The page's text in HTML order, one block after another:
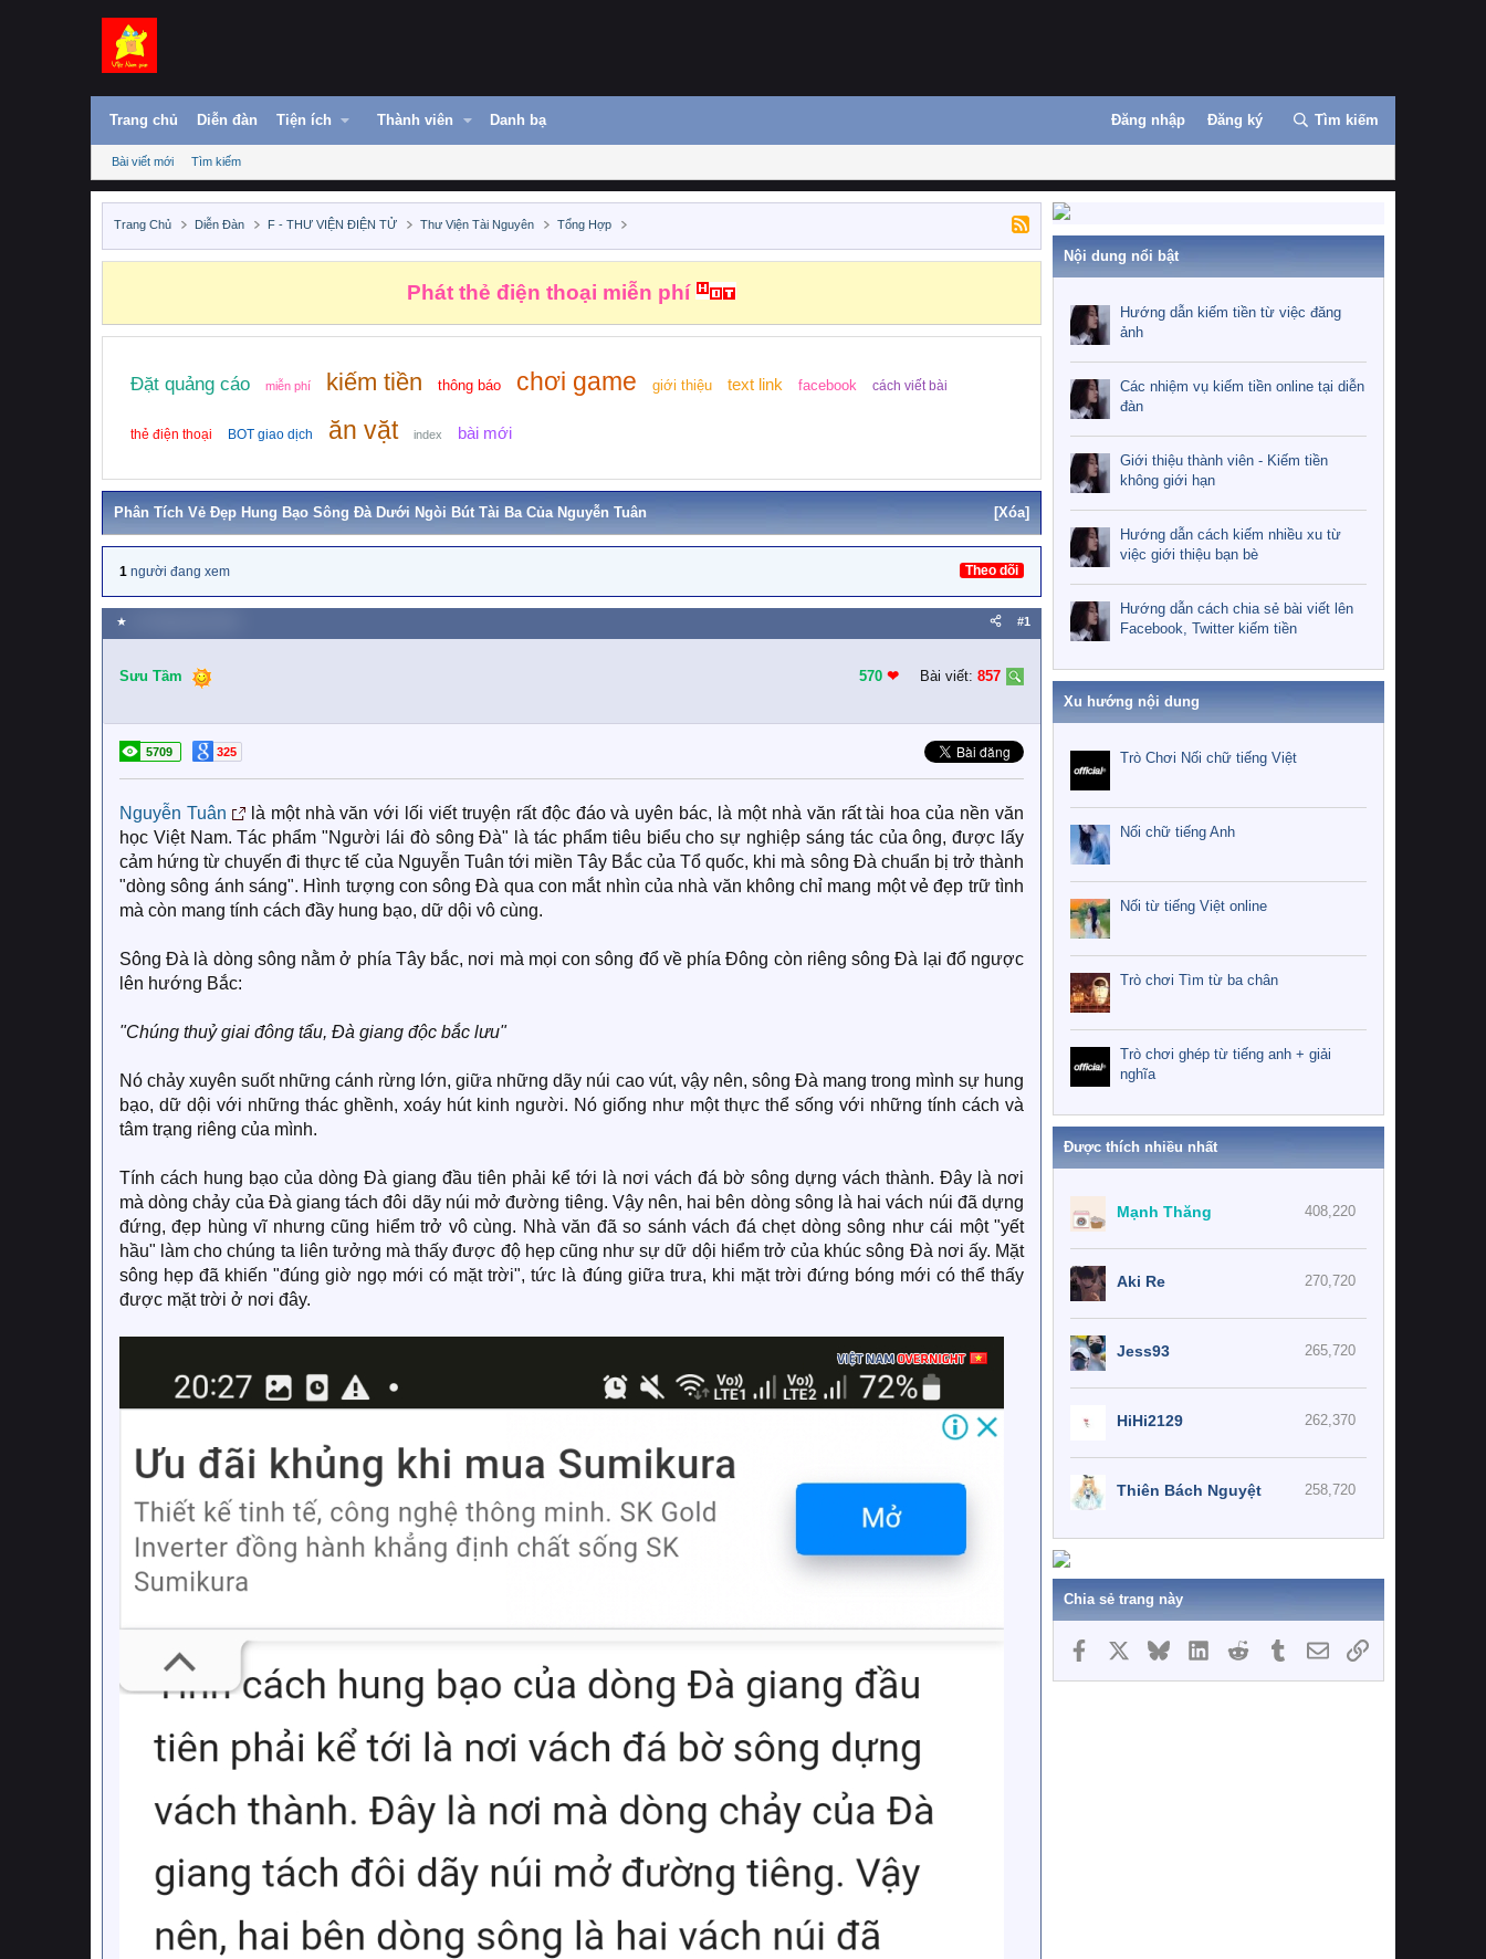
Trang chủ Diễn đàn Tiện ích Thành viên Danh bạ Đăng nhập Đăng ký Tìm kiếm
Bài viết mới Tìm kiếm
Trang Chủ Diễn Đàn F - THƯ VIỆN ĐIỆN TỬ Thư Viện Tài Nguyên Tổng Hợp
Phát thẻ điện thoại miễn phí
Đặt quảng cáo miễn phí kiếm tiền thông báo chơi game giới thiệu text link facebook cách viết bài
thẻ điện thoại BOT giao dịch ăn vặt index bài mới
Phân Tích Vẻ Đẹp Hung Bạo Sông Đà Dưới Ngòi Bút Tài Ba Của Nguyễn Tuân [Xóa]
1 người đang xem Theo dõi
★ #1
Sưu Tầm 570 ❤︎ Bài viết: 857
5709 325
Nguyễn Tuân
là một nhà văn với lối viết truyện rất độc đáo và uyên bác, là một nhà văn rất tài hoa của nền văn
học Việt Nam. Tác phẩm "Người lái đò sông Đà" là tác phẩm tiêu biểu cho sự nghiệp sáng tác của ông, được lấy
cảm hứng từ chuyến đi thực tế của Nguyễn Tuân tới miền Tây Bắc của Tổ quốc, khi mà sông Đà chuẩn bị trở thành
"dòng sông ánh sáng". Hình tượng con sông Đà qua con mắt nhìn của nhà văn không chỉ mang một vẻ đẹp trữ tình
mà còn mang tính cách đầy hung bạo, dữ dội vô cùng.
Sông Đà là dòng sông nằm ở phía Tây bắc, nơi mà mọi con sông đổ về phía Đông còn riêng sông Đà lại đổ ngược
lên hướng Bắc:
"Chúng thuỷ giai đông tẩu, Đà giang độc bắc lưu"
Nó chảy xuyên suốt những cánh rừng lớn, giữa những dãy núi cao vút, vậy nên, sông Đà mang trong mình sự hung
bạo, dữ dội với những thác ghềnh, xoáy hút kinh người. Nó giống như một thực thể sống với những tính cách và
tâm trạng riêng của mình.
Tính cách hung bạo của dòng Đà giang đầu tiên phải kể tới là nơi vách đá bờ sông dựng vách thành. Đây là nơi
mà dòng chảy của Đà giang tách đôi dãy núi mở đường tiêng. Vậy nên, hai bên dòng sông là hai vách núi đã dựng
đứng, đẹp hùng vĩ nhưng cũng hiểm trở vô cùng. Nhà văn đã so sánh vách đá chẹt dòng sông như cái một "yết
hầu" làm cho chúng ta liên tưởng mà thấy được độ hẹp cũng như sự dữ dội hiểm trở của khúc sông Đà nơi ấy. Mặt
sông hẹp đã khiến "đúng giờ ngọ mới có mặt trời", tức là đúng giữa trưa, khi mặt trời đứng bóng mới có thể thấy
được mặt trời ở nơi đây.
Nội dung nổi bật
Hướng dẫn kiếm tiền từ việc đăng
ảnh
Các nhiệm vụ kiếm tiền online tại diễn
đàn
Giới thiệu thành viên - Kiếm tiền
không giới hạn
Hướng dẫn cách kiếm nhiều xu từ
việc giới thiệu bạn bè
Hướng dẫn cách chia sẻ bài viết lên
Facebook, Twitter kiếm tiền
Xu hướng nội dung
Trò Chơi Nối chữ tiếng Việt
Nối chữ tiếng Anh
Nối từ tiếng Việt online
Trò chơi Tìm từ ba chân
Trò chơi ghép từ tiếng anh + giải
nghĩa
Được thích nhiều nhất
408,220
Mạnh Thăng
270,720
Aki Re
265,720
Jess93
262,370
HiHi2129
258,720
Thiên Bách Nguyệt
Chia sẻ trang này
Facebook BlueskyLinkedInReddit TumblrEmailLink